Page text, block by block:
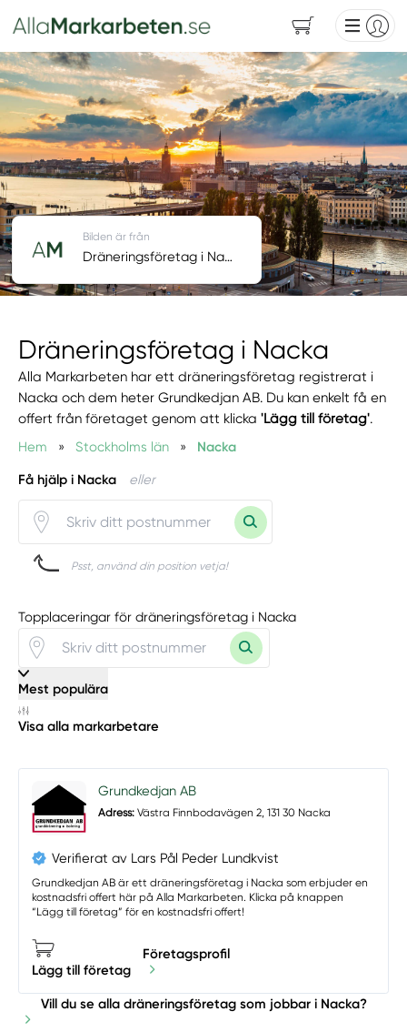
Dräneringsföretag i Nacka
Alla Markarbeten har ett dräneringsföretag registrerat i
Nacka och dem heter Grundkedjan AB. Du kan enkelt få en
offert från företaget genom att klicka'Lägg till företag'.
Hem
» Stockholms län » Nacka
Få hjälp i Nacka eller
Psst, använd din position vetja!
Bilden är från
Dräneringsföretag i Nacka
Topplaceringar för dräneringsföretag i Nacka
Mest populära
Visa alla markarbetare
Grundkedjan AB
Adress: Västra Finnbodavägen 2, 131 30 Nacka
Verifierat av Lars Pål Peder Lundkvist
Grundkedjan AB är ett dräneringsföretag i Nacka som erbjuder en
kostnadsfri offert här på Alla Markarbeten. Klicka på knappen
“Lägg till företag” för en kostnadsfri offert!
Lägg till företag
Företagsprofil
Vill du se alla dräneringsföretag som jobbar i Nacka?